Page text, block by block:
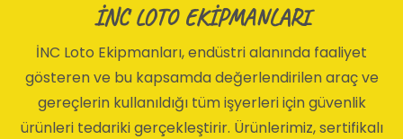
İNC LOTO EKİPMANLARI
İNC Loto Ekipmanları, endüstri alanında faaliyet
gösteren ve bu kapsamda değerlendirilen araç ve
gereçlerin kullanıldığı tüm işyerleri için güvenlik
ürünleri tedariki gerçekleştirir. Ürünlerimiz, sertifikalı